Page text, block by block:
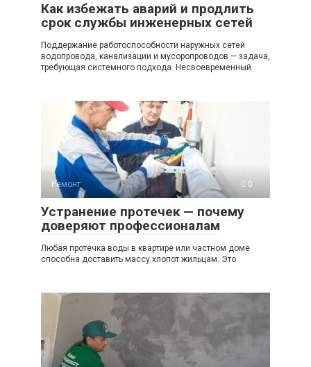
Как избежать аварий и продлить
срок службы инженерных сетей
Поддержание работоспособности наружных сетей
водопровода, канализации и мусоропроводов — задача,
требующая системного подхода. Несвоевременный
Ремонт 0
Устранение протечек — почему
доверяют профессионалам
Любая протечка воды в квартире или частном доме
способна доставить массу хлопот жильцам. Это